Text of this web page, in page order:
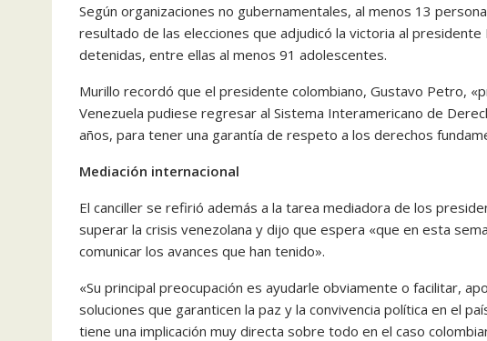
Según organizaciones no gubernamentales, al menos 13
resultado de las elecciones que adjudicó la victoria al
detenidas, entre ellas al menos 91 adolescentes.
Murillo recordó que el presidente colombiano, Gustavo Petro,
Venezuela pudiese regresar al Sistema Interamericano de
años, para tener una garantía de respeto a los derechos
Mediación internacional
El canciller se refirió además a la tarea mediadora de los
superar la crisis venezolana y dijo que espera «que en esta
comunicar los avances que han tenido».
«Su principal preocupación es ayudarle obviamente o facilitar,
soluciones que garanticen la paz y la convivencia política en el
tiene una implicación muy directa sobre todo en el caso